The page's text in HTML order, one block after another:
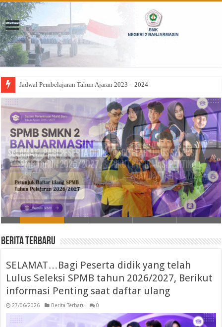
Pembekalan Praktek Kerja Lapangan (PKL
SELAMAT…Bagi Peserta didik yang telah Lulus Seleksi
SPMB tahun 2026/2027, Berikut informasi Penting
saat daftar ulang
Berita Terbaru
SELAMAT…Bagi Peserta didik yang telah
Lulus Seleksi SPMB tahun 2026/2027, Berikut
informasi Penting saat daftar ulang
27/06/2026 Berita Terbaru 0